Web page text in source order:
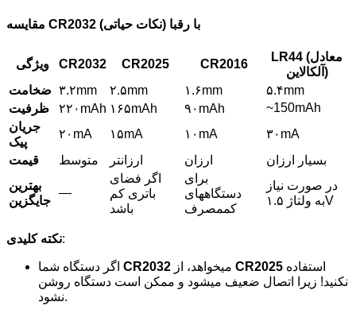
مقایسه CR2032 با رقبا (نکات حیاتی)
ویژگی CR2032 CR2025 CR2016
LR44 (معادل
آلکالاین)
ضخامت ۳.۲mm ۲.۵mm ۱.۶mm
۵.۴mm
ظرفیت
۲۲۰mAh ۱۶۵mAh ۹۰mAh
~150mAh
جریان
پیک
۲۰mA ۱۵mA ۱۰mA
۳۰mA
قیمت
متوسط ارزانتر ارزان
بسیار ارزان
بهترین
جایگزین
—
اگر فضای
باتری کم
باشد
برای
دستگاههای
کممصرف
در صورت نیاز
به ولتاژ ۱.۵V
نکته کلیدی:
CR2032 CR2025
نکنید! زیرا اتصال ضعیف میشود و ممکن است دستگاه روشن
نشود.